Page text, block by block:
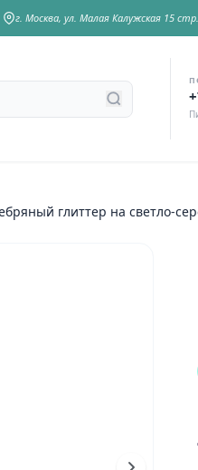
г. Москва, ул. Малая Калужская 15
глиттер на светло-